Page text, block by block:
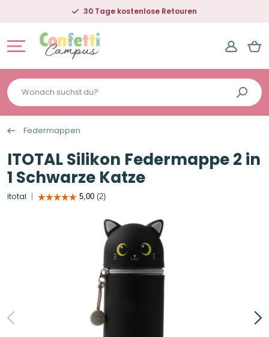
30 Tage kostenlose Retouren
Wonach
suchst
du?
Federmappen
ITOTAL Silikon Federmappe 2 in
1 Schwarze Katze
itotal